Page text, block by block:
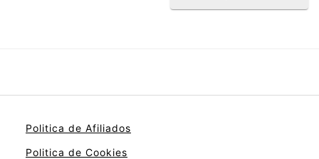
Politica de Afiliados
Politica de Cookies